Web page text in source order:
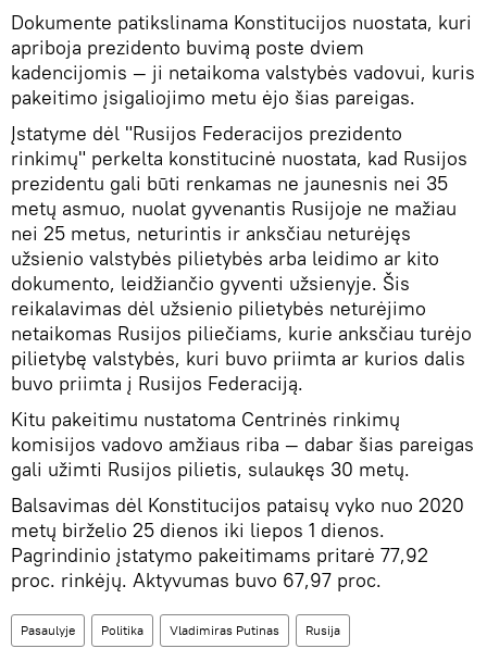
Dokumente patikslinama Konstitucijos nuostata, kuri
apriboja prezidento buvimą poste dviem
kadencijomis — ji netaikoma valstybės vadovui, kuris
pakeitimo įsigaliojimo metu ėjo šias pareigas.
Įstatyme dėl "Rusijos Federacijos prezidento
rinkimų" perkelta konstitucinė nuostata, kad Rusijos
prezidentu gali būti renkamas ne jaunesnis nei 35
metų asmuo, nuolat gyvenantis Rusijoje ne mažiau
nei 25 metus, neturintis ir anksčiau neturėjęs
užsienio valstybės pilietybės arba leidimo ar kito
dokumento, leidžiančio gyventi užsienyje. Šis
reikalavimas dėl užsienio pilietybės neturėjimo
netaikomas Rusijos piliečiams, kurie anksčiau turėjo
pilietybę valstybės, kuri buvo priimta ar kurios dalis
buvo priimta į Rusijos Federaciją.
Kitu pakeitimu nustatoma Centrinės rinkimų
komisijos vadovo amžiaus riba — dabar šias pareigas
gali užimti Rusijos pilietis, sulaukęs 30 metų.
Balsavimas dėl Konstitucijos pataisų vyko nuo 2020
metų birželio 25 dienos iki liepos 1 dienos.
Pagrindinio įstatymo pakeitimams pritarė 77,92
proc. rinkėjų. Aktyvumas buvo 67,97 proc.
Pasaulyje Politika Vladimiras Putinas Rusija